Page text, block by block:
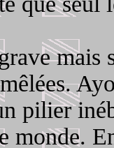
pilier
monde.